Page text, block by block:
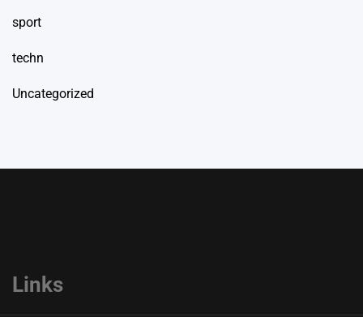
sport
techn
Uncategorized
Links